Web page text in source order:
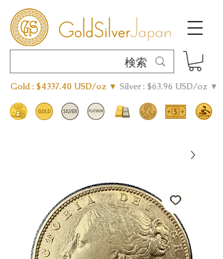
Gold : $4337.40 USD/oz ▼ Silver : $63.96 USD/oz ▼